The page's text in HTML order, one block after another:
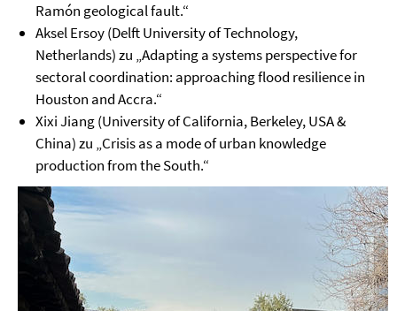
Ramón geological fault.“
Aksel Ersoy (Delft University of Technology,
Netherlands) zu „Adapting a systems perspective for
sectoral coordination: approaching flood resilience in
Houston and Accra.“
Xixi Jiang (University of California, Berkeley, USA &
China) zu „Crisis as a mode of urban knowledge
production from the South.“